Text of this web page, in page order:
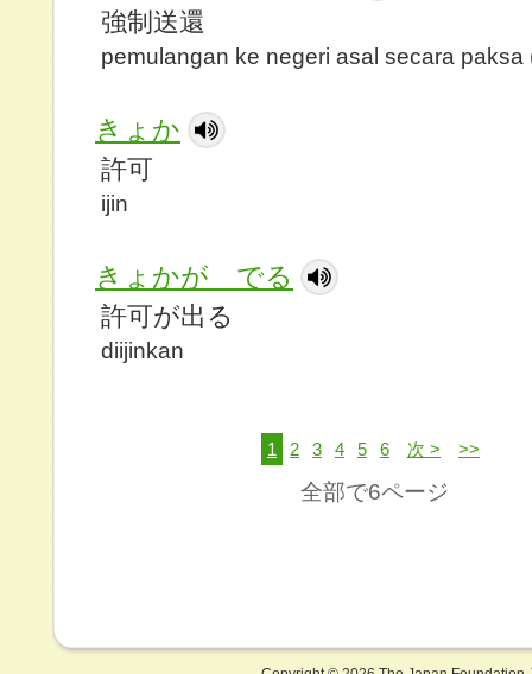
強制送還
pemulangan ke negeri asal secara paksa
きょか
許可
ijin
きょかが でる
許可が出る
diijinkan
1 2 3 4 5 6 次 > >>
全部で6ページ